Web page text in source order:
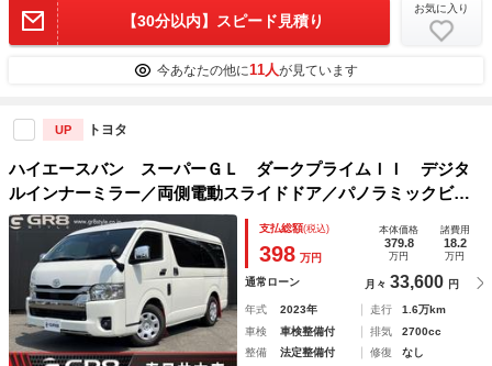
【30分以内】スピード見積り
お気に入り
今あなたの他に11人が見ています
UP トヨタ
ハイエースバン スーパーＧＬ ダークプライムＩＩ デジタ
ルインナーミラー／両側電動スライドドア／パノラミックビュ
ーモニター／ディスプレイオーディオ／ＥＴＣ／マッドフラッ
プ／スマートキー／コーナーセンサー／トヨタセーフティーセ
ンス／ＡＣ１００Ｖ
支払総額(税込)
398 万円
本体価格
379.8
万円
諸費用
18.2
万円
通常ローン 月々 33,600 円
年式 2023年 走行
1.6万km
車検
車検整備付 排気
2700cc
整備
法定整備付 修復
なし